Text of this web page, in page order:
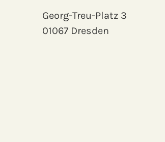
Georg-Treu-Platz 3
01067 Dresden